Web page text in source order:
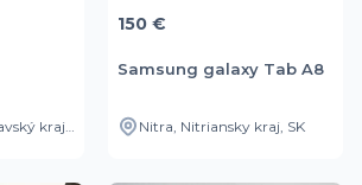
Petržalka, Bratislavský kraj, SK
150 €
Samsung galaxy Tab A8
Nitra, Nitriansky kraj, SK